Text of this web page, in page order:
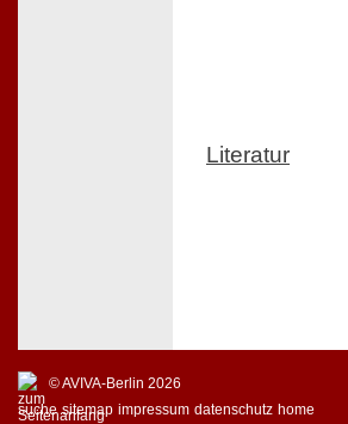
Literatur
© AVIVA-Berlin 2026
suche sitemap impressum datenschutz home